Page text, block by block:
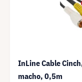
InLine Cable
macho, 0,5m